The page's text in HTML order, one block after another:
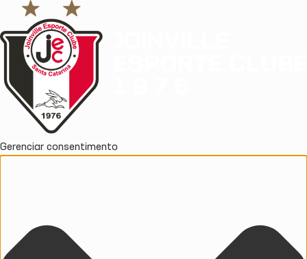
Gerenciar consentimento